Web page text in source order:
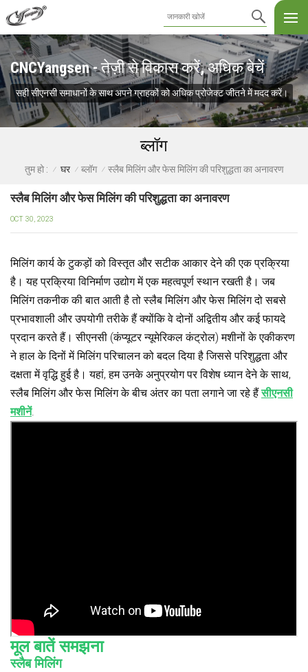
CNCYangsen - तेज़ी से विकास करें, अधिक बेचें
सही सीएनसी समाधानों के साथ अपने ग्राहकों को अधिक प्रोजेक्ट जीतने में मदद करें।
ब्लॉग
तुम हो : / घर / ब्लॉग / स्लैब मिलिंग और फेस मिलिंग की परिशुद्धता का अनावरण
स्लैब मिलिंग और फेस मिलिंग की परिशुद्धता का अनावरण
OCT 30, 2023
मिलिंग कार्य के टुकड़ों को विस्तृत और सटीक आकार देने की एक प्रक्रिया
है। यह प्रक्रिया विनिर्माण उद्योग में एक महत्वपूर्ण स्थान रखती है। जब
मिलिंग तकनीक की बात आती है तो स्लैब मिलिंग और फेस मिलिंग दो सबसे
प्रभावशाली और उपयोगी तरीके हैं क्योंकि वे दोनों अद्वितीय और कई फायदे
प्रदान करते हैं। सीएनसी (कंप्यूटर न्यूमेरिकल कंट्रोल) मशीनों के एकीकरण
ने हाल के दिनों में मिलिंग परिचालन को बदल दिया है जिससे परिशुद्धता और
दक्षता में वृद्धि हुई है। यहां, हम उनके अनुप्रयोग पर विशेष ध्यान देने के साथ,
स्लैब मिलिंग और फेस मिलिंग के बीच अंतर का पता लगाने जा रहे हैंसीएनसी
मशीनें.
मूल बातें समझना
स्लैब मिलिंग